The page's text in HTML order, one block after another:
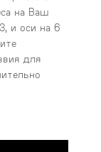
на Ваш
и оси на 6
для